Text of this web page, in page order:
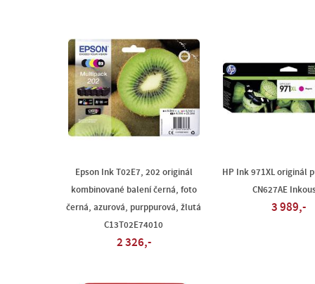
Epson Ink T02E7, 202 originál
kombinované balení černá, foto
černá, azurová, purppurová, žlutá
C13T02E74010
2 326,-
HP Ink 971XL originál
CN627AE
3 989,-